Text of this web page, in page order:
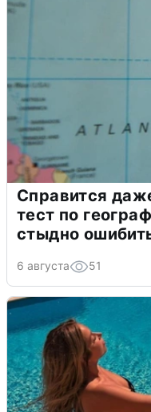
Справится
тест по
стыдно
6 августа 51